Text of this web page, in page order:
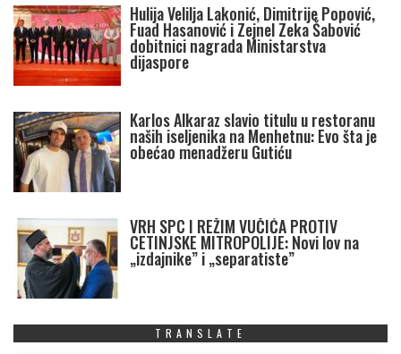
Hulija Velilja Lakonić, Dimitrije Popović,
Fuad Hasanović i Zejnel Zeka Šabović
dobitnici nagrada Ministarstva
dijaspore
Karlos Alkaraz slavio titulu u restoranu
naših iseljenika na Menhetnu: Evo šta je
obećao menadžeru Gutiću
VRH SPC I REŽIM VUČIĆA PROTIV
CETINJSKE MITROPOLIJE: Novi lov na
„izdajnike” i „separatiste”
TRANSLATE